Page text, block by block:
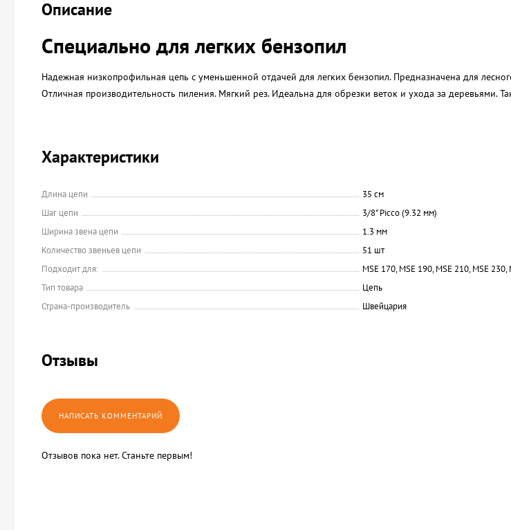
Описание
Специально для легких бензопил
Надежная низкопрофильная цепь с уменьшенной отдачей для легких бензопил. Предназначена для
Отличная производительность пиления. Мягкий рез. Идеальна для обрезки веток и ухода за деревьями.
Характеристики
Длина цепи
35 см
Шаг цепи
3/8" Picco (9.32 мм)
Ширина звена цепи
1.3 мм
Количество звеньев цепи
51 шт
Подходит для:
MSE 170, MSE 190, MSE 210, MSE
Тип товара
Цепь
Страна-производитель
Швейцария
Отзывы
Отзывов пока нет. Станьте первым!